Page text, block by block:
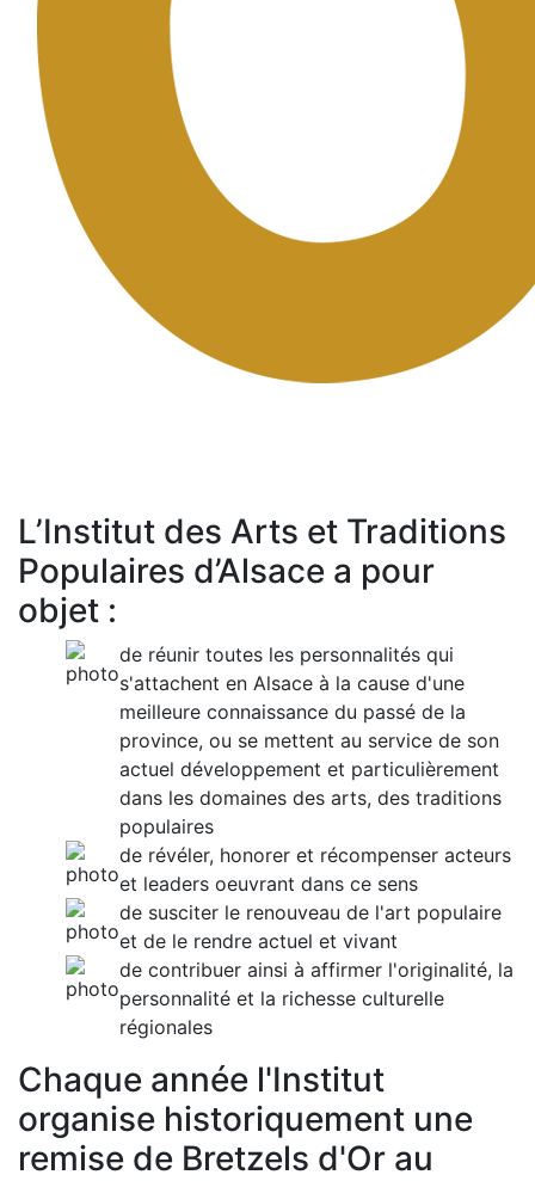
L’Institut des Arts et Traditions
Populaires d’Alsace a pour
objet :
de réunir toutes les personnalités qui
s'attachent en Alsace à la cause d'une
meilleure connaissance du passé de la
province, ou se mettent au service de son
actuel développement et particulièrement
dans les domaines des arts, des traditions
populaires
de révéler, honorer et récompenser acteurs
et leaders oeuvrant dans ce sens
de susciter le renouveau de l'art populaire
et de le rendre actuel et vivant
de contribuer ainsi à affirmer l'originalité, la
personnalité et la richesse culturelle
régionales
Chaque année l'Institut
organise historiquement une
remise de Bretzels d'Or au